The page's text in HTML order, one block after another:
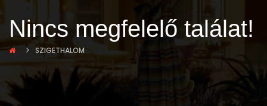
Nincs megfelelő találat!
SZIGETHALOM